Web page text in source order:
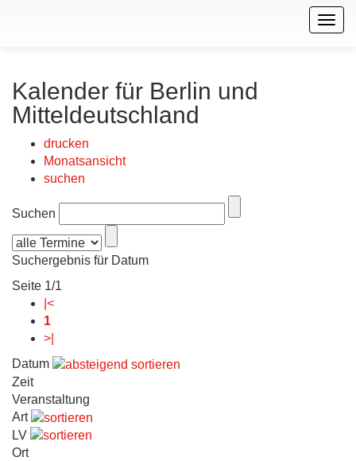
Kalender für Berlin und
Mitteldeutschland
drucken
Monatsansicht
suchen
Suchen
Suchergebnis für Datum
Seite 1/1
|<
1
>|
Datum
Zeit
Veranstaltung
Art
LV
Ort